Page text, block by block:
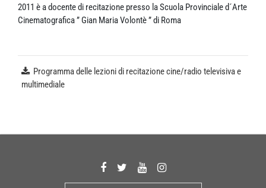
2011 è a docente di recitazione presso la Scuola Provinciale d´Arte
Cinematografica ” Gian Maria Volontè ” di Roma
Programma delle lezioni di recitazione cine/radio televisiva e
multimediale